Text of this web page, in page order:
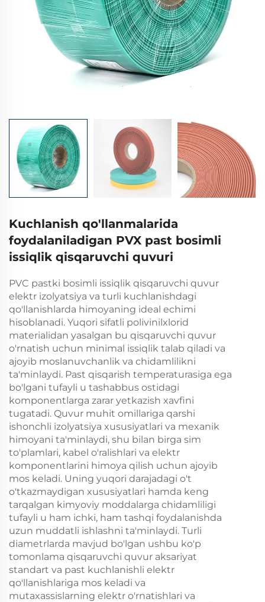
Kuchlanish qo'llanmalarida
foydalaniladigan PVX past bosimli
issiqlik qisqaruvchi quvuri
PVC pastki bosimli issiqlik qisqaruvchi quvur
elektr izolyatsiya va turli kuchlanishdagi
qo'llanishlarda himoyaning ideal echimi
hisoblanadi. Yuqori sifatli polivinilxlorid
materialidan yasalgan bu qisqaruvchi quvur
o'rnatish uchun minimal issiqlik talab qiladi va
ajoyib moslanuvchanlik va chidamlilikni
ta'minlaydi. Past qisqarish temperaturasiga ega
bo'lgani tufayli u tashabbus ostidagi
komponentlarga zarar yetkazish xavfini
tugatadi. Quvur muhit omillariga qarshi
ishonchli izolyatsiya xususiyatlari va mexanik
himoyani ta'minlaydi, shu bilan birga sim
to'plamlari, kabel o'ralishlari va elektr
komponentlarini himoya qilish uchun ajoyib
mos keladi. Uning yuqori darajadagi o't
o'tkazmaydigan xususiyatlari hamda keng
tarqalgan kimyoviy moddalarga chidamliligi
tufayli u ham ichki, ham tashqi foydalanishda
uzun muddatli ishlashni ta'minlaydi. Turli
diametrlarda mavjud bo'lgan ushbu ko'p
tomonlama qisqaruvchi quvur aksariyat
standart va past kuchlanishli elektr
qo'llanishlariga mos keladi va
mutaxassislarning elektr o'rnatishlari va